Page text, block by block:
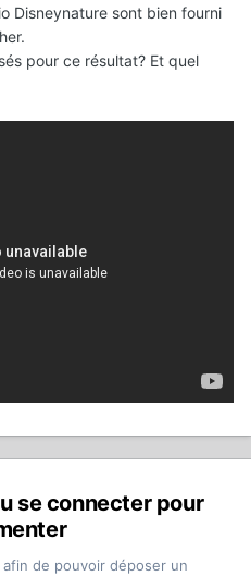
Disneynature sont bien fourni
pour ce résultat? Et quel
se connecter pour
de pouvoir déposer un